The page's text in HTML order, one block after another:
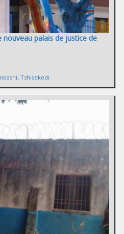
nouveau palais de justice de
, Tshisekedi